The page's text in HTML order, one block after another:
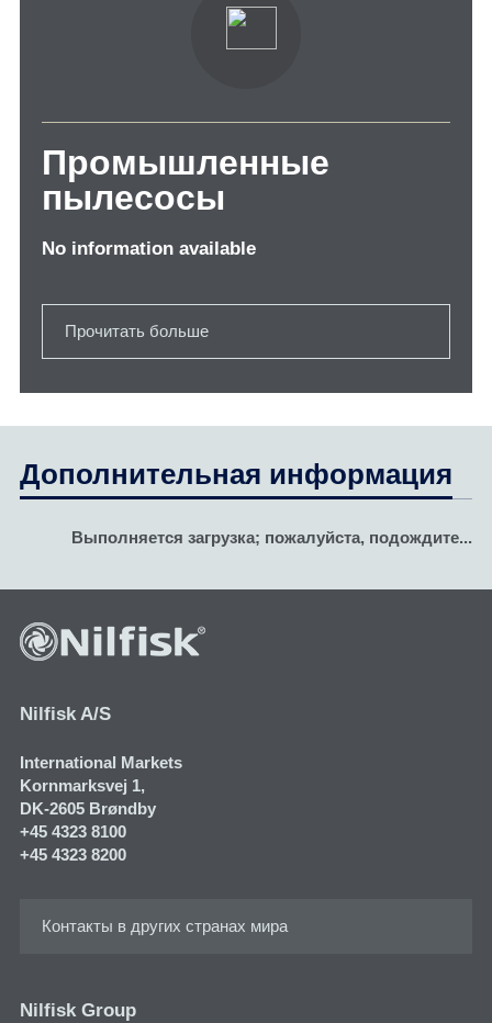
Промышленные
пылесосы
No information available
Прочитать больше
Дополнительная информация
Выполняется загрузка; пожалуйста, подождите...
Nilfisk A/S
International Markets
Kornmarksvej 1​,
DK-2605 Brøndby
+45 4323 8100
+45 4323 8200
Контакты в других странах мира
Nilfisk Group